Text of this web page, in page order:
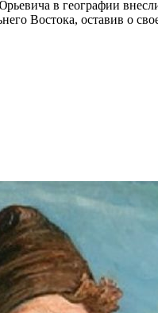
в географии
Востока, оставив о